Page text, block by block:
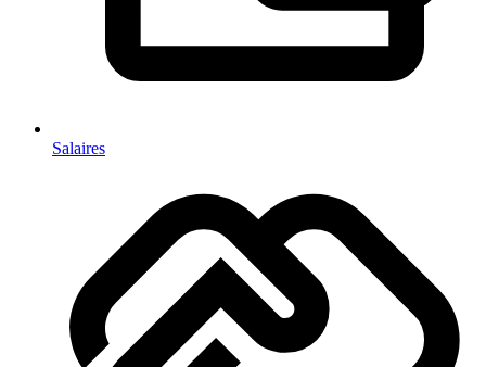
Salaires